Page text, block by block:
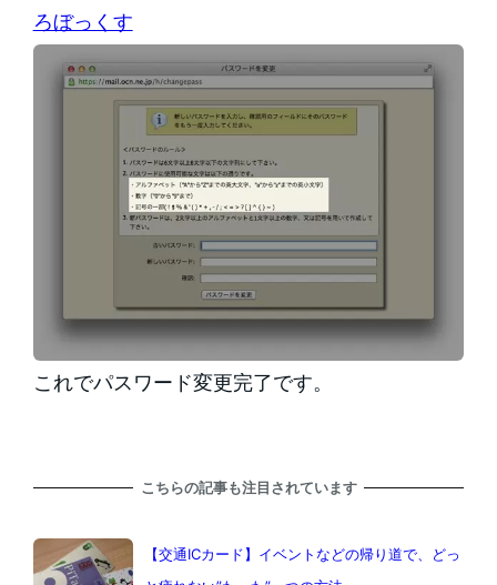
ろぼっくす
これでパスワード変更完了です。
こちらの記事も注目されています
【交通ICカード】イベントなどの帰り道で、どっ